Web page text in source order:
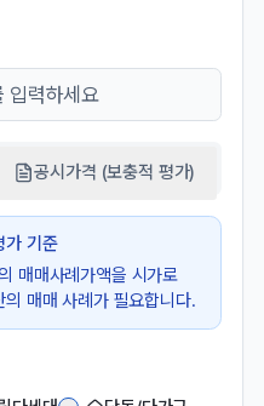
공시가격 (보충적 평가)
가 기준
매매사례가액을 시가로
의 매매 사례가 필요합니다.